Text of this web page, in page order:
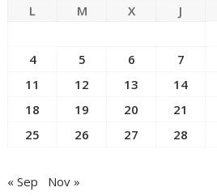
L M X J
4
5 6 7
11
12 13 14
18
19 20 21
25
26 27 28
« Sep Nov »